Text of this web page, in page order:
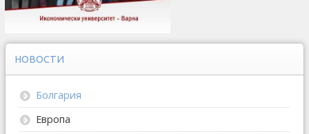
НОВОСТИ
Болгария
Европа